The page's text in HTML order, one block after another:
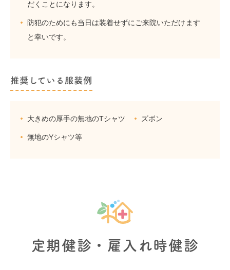
だくことになります。
防犯のためにも当日は装着せずにご来院いただけます
と幸いです。
推奨している服装例
大きめの厚手の無地のTシャツ ズボン
無地のYシャツ等
定期健診・雇入れ時健診